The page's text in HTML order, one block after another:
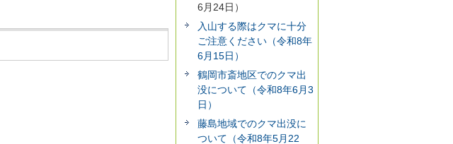
6月24日）
入山する際はクマに十分
ご注意ください（令和8年
6月15日）
鶴岡市斎地区でのクマ出
没について（令和8年6月3
日）
藤島地域でのクマ出没に
ついて（令和8年5月22